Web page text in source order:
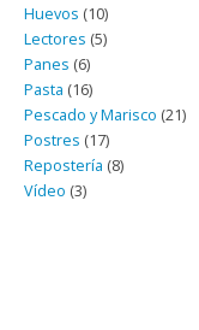
Huevos (10)
Lectores (5)
Panes (6)
Pasta (16)
Pescado y Marisco (21)
Postres (17)
Repostería (8)
Vídeo (3)